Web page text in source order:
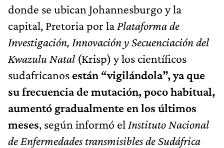
donde se ubican Johannesburgo y la
capital, Pretoria por la Plataforma de
Investigación, Innovación y Secuenciación del
Kwazulu Natal (Krisp) y los científicos
sudafricanos están “vigilándola”, ya que
su frecuencia de mutación, poco habitual,
aumentó gradualmente en los últimos
meses, según informó el Instituto Nacional
de Enfermedades transmisibles de Sudáfrica